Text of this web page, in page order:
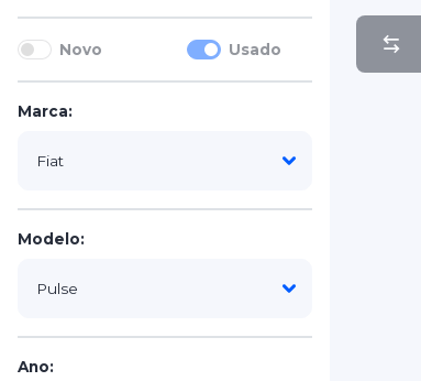
Novo Usado
Marca:
Modelo:
Ano: